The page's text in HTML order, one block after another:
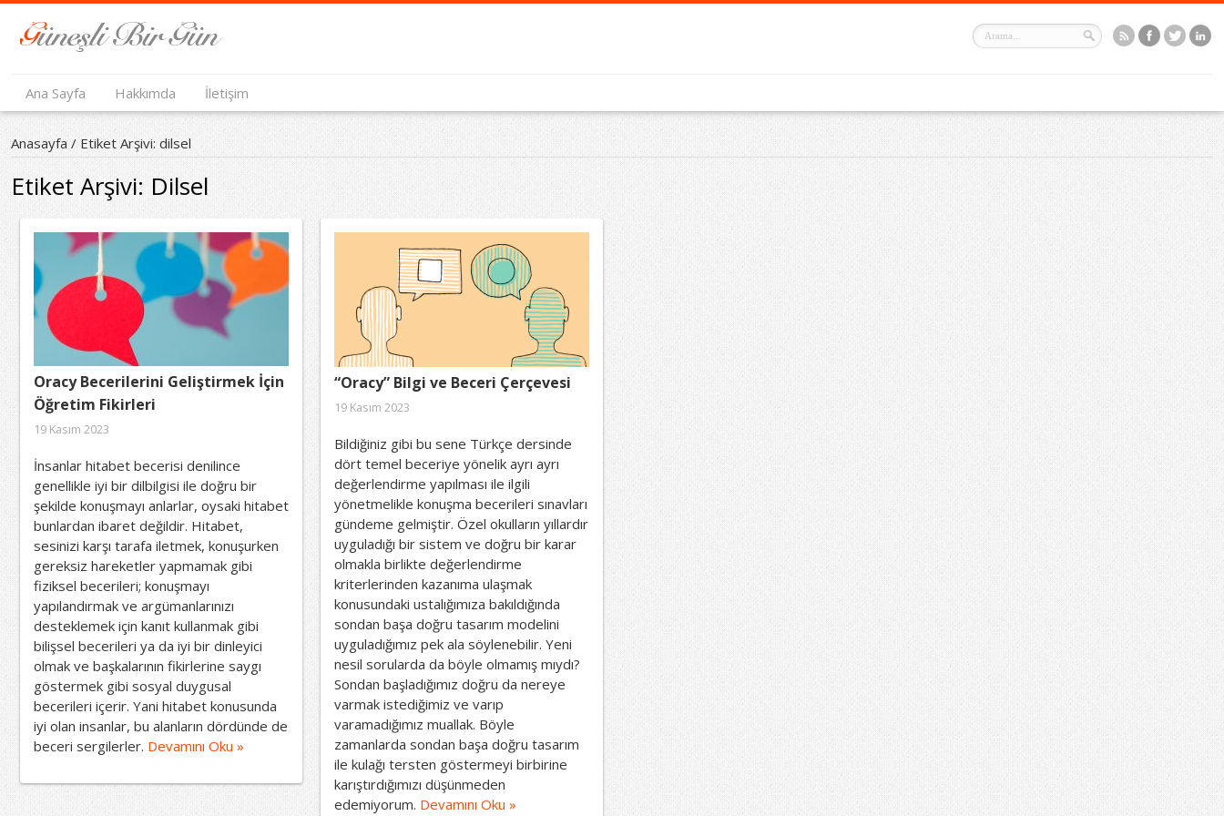
Ana Sayfa Hakkımda İletişim
Anasayfa/ Etiket Arşivi: dilsel
Etiket Arşivi: Dilsel
Oracy Becerilerini Geliştirmek İçin
Öğretim Fikirleri
19 Kasım 2023
İnsanlar hitabet becerisi denilince
genellikle iyi bir dilbilgisi ile doğru bir
şekilde konuşmayı anlarlar, oysaki hitabet
bunlardan ibaret değildir. Hitabet,
sesinizi karşı tarafa iletmek, konuşurken
gereksiz hareketler yapmamak gibi
fiziksel becerileri; konuşmayı
yapılandırmak ve argümanlarınızı
desteklemek için kanıt kullanmak gibi
bilişsel becerileri ya da iyi bir dinleyici
olmak ve başkalarının fikirlerine saygı
göstermek gibi sosyal duygusal
becerileri içerir. Yani hitabet konusunda
iyi olan insanlar, bu alanların dördünde de
beceri sergilerler. Devamını Oku »
“Oracy” Bilgi ve Beceri Çerçevesi
19 Kasım 2023
Bildiğiniz gibi bu sene Türkçe dersinde
dört temel beceriye yönelik ayrı ayrı
değerlendirme yapılması ile ilgili
yönetmelikle konuşma becerileri sınavları
gündeme gelmiştir. Özel okulların yıllardır
uyguladığı bir sistem ve doğru bir karar
olmakla birlikte değerlendirme
kriterlerinden kazanıma ulaşmak
konusundaki ustalığımıza bakıldığında
sondan başa doğru tasarım modelini
uyguladığımız pek ala söylenebilir. Yeni
nesil sorularda da böyle olmamış mıydı?
Sondan başladığımız doğru da nereye
varmak istediğimiz ve varıp
varamadığımız muallak. Böyle
zamanlarda sondan başa doğru tasarım
ile kulağı tersten göstermeyi birbirine
karıştırdığımızı düşünmeden
edemiyorum. Devamını Oku »